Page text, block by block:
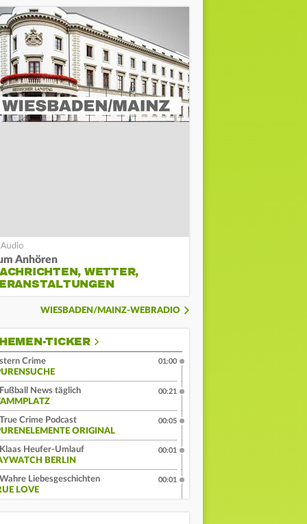
Anhören
WETTER,
WIESBADEN/MAINZ-WEBRADIO
TICKER
Crime
01:00
News täglich
00:21
Crime Podcast
ORIGINAL
00:05
Heufer-Umlauf
BERLIN
00:01
Liebesgeschichten
LOVE
00:01